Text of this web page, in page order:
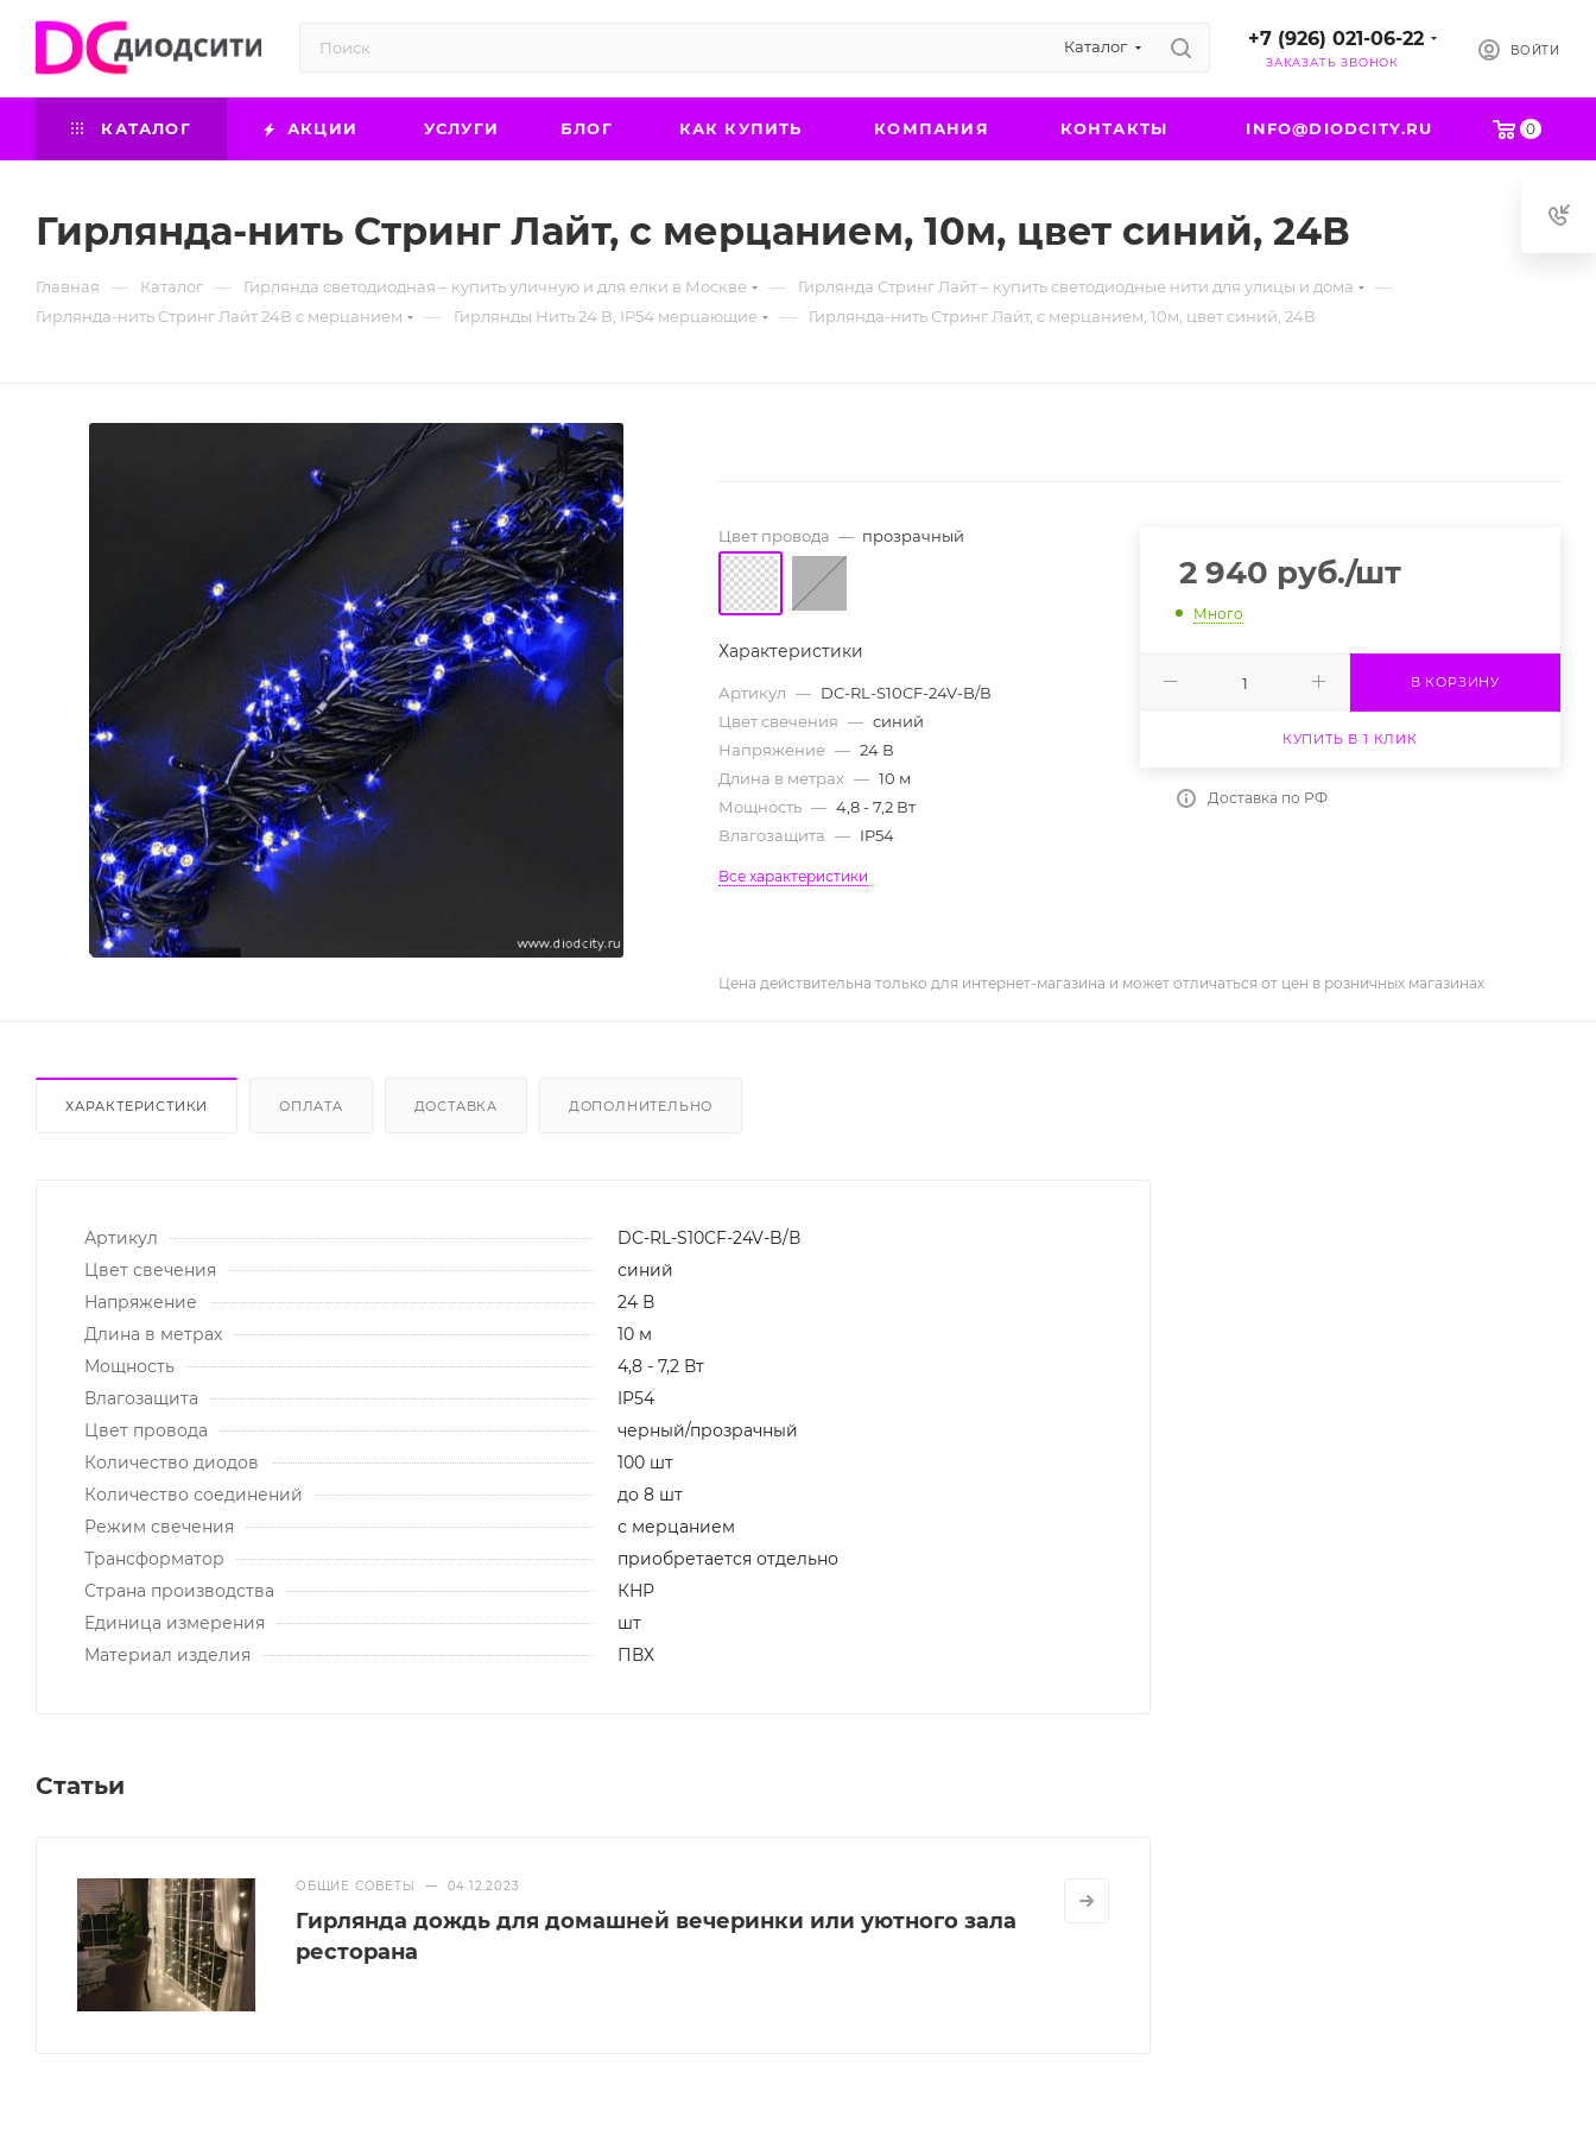
Каталог +7 (926) 021-06-22
ЗАКАЗАТЬ ЗВОНОК
ВОЙТИ
0
КАТАЛОГ АКЦИИ УСЛУГИ БЛОГ КАК КУПИТЬ КОМПАНИЯ КОНТАКТЫ INFO@DIODCITY.RU
Гирлянда-нить Стринг Лайт, с мерцанием, 10м, цвет синий, 24В
Главная — Каталог — Гирлянда светодиодная – купить уличную и для елки в Москве — Гирлянда Стринг Лайт – купить светодиодные нити для улицы и дома —
Гирлянда-нить Стринг Лайт 24В с мерцанием — Гирлянды Нить 24 В, IP54 мерцающие — Гирлянда-нить Стринг Лайт, с мерцанием, 10м, цвет синий, 24В
Цвет провода — прозрачный
Характеристики
Артикул — DC-RL-S10CF-24V-B/В
Цвет свечения — синий
Напряжение — 24 В
Длина в метрах — 10 м
Мощность — 4,8 - 7,2 Вт
Влагозащита — IP54
Все характеристики
2 940 руб./шт
Много
В КОРЗИНУ
КУПИТЬ В 1 КЛИК
Доставка по РФ
Цена действительна только для интернет-магазина и может отличаться от цен в розничных магазинах
ХАРАКТЕРИСТИКИ ОПЛАТА ДОСТАВКА ДОПОЛНИТЕЛЬНО
Артикул
DC-RL-S10CF-24V-B/В
Цвет свечения
синий
Напряжение
24 В
Длина в метрах
10 м
Мощность
4,8 - 7,2 Вт
Влагозащита
IP54
Цвет провода
черный/прозрачный
Количество диодов
100 шт
Количество соединений
до 8 шт
Режим свечения
с мерцанием
Трансформатор
приобретается отдельно
Страна производства
КНР
Единица измерения
шт
Материал изделия
ПВХ
Статьи
ОБЩИЕ СОВЕТЫ — 04.12.2023
Гирлянда дождь для домашней вечеринки или уютного зала
ресторана